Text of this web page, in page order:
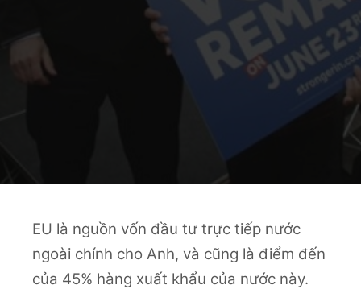
EU là nguồn vốn đầu tư trực tiếp nước
ngoài chính cho Anh, và cũng là điểm đến
của 45% hàng xuất khẩu của nước này.